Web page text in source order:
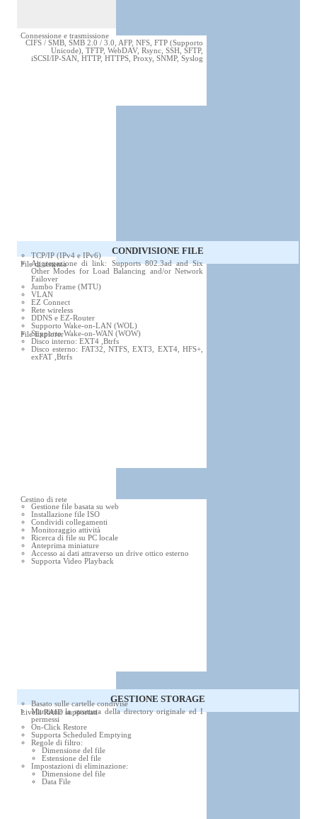
CIFS / SMB, SMB 2.0 / 3.0, AFP, NFS, FTP (Supporto
Unicode), TFTP, WebDAV, Rsync, SSH, SFTP,
iSCSI/IP-SAN, HTTP, HTTPS, Proxy, SNMP, Syslog
Connessione e trasmissione
TCP/IP (IPv4 e IPv6)
Aggregazione di link: Supports 802.3ad and Six
Other Modes for Load Balancing and/or Network
Failover
Jumbo Frame (MTU)
VLAN
EZ Connect
Rete wireless
DDNS e EZ-Router
Supporto Wake-on-LAN (WOL)
Supporto Wake-on-WAN (WOW)
CONDIVISIONE FILE
File di sistema
Disco interno: EXT4 ,Btrfs
Disco esterno: FAT32, NTFS, EXT3, EXT4, HFS+,
exFAT ,Btrfs
File Explorer
Gestione file basata su web
Installazione file ISO
Condividi collegamenti
Monitoraggio attività
Ricerca di file su PC locale
Anteprima miniature
Accesso ai dati attraverso un drive ottico esterno
Supporta Video Playback
Cestino di rete
Basato sulle cartelle condivise
Mantiene la struttura della directory originale ed I
permessi
On-Click Restore
Supporta Scheduled Emptying
Regole di filtro:
Dimensione del file
Estensione del file
Impostazioni di eliminazione:
Dimensione del file
Data File
GESTIONE STORAGE
Livelli RAID supportati